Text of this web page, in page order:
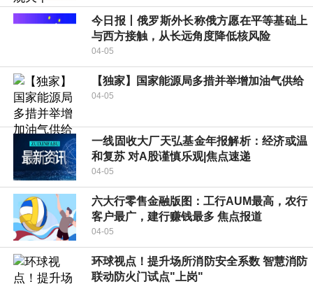
今日报丨俄罗斯外长称俄方愿在平等基础上
与西方接触，从长远角度降低核风险
04-05
【独家】国家能源局多措并举增加油气供给
04-05
一线固收大厂天弘基金年报解析：经济或温
和复苏 对A股谨慎乐观|焦点速递
04-05
六大行零售金融版图：工行AUM最高，农行
客户最广，建行赚钱最多 焦点报道
04-05
环球视点！提升场所消防安全系数 智慧消防
联动防火门试点"上岗"